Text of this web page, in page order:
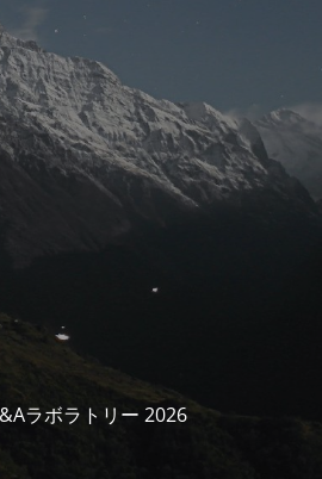
ラボラトリー 2026